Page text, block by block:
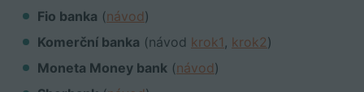
Fio banka (návod)
Komerční banka (návod krok1 , krok2)
Moneta Money bank (návod)